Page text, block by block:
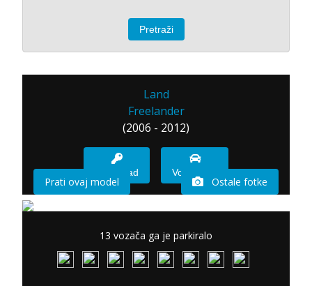
Land
Freelander
(2006 - 2012)
Imam sad Vozio sam
Prati ovaj model Ostale fotke
13 vozača ga je parkiralo